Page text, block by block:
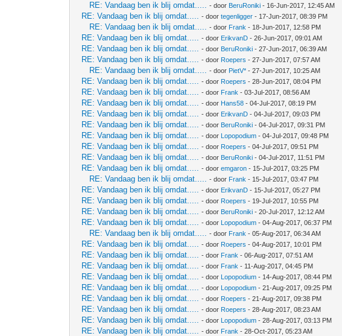
RE: Vandaag ben ik blij omdat..... - door BeruRoniki - 16-Jun-2017, 12:45 AM
RE: Vandaag ben ik blij omdat..... - doortegenligger - 17-Jun-2017, 08:39 PM
RE: Vandaag ben ik blij omdat..... - door Frank - 18-Jun-2017, 12:58 PM
RE: Vandaag ben ik blij omdat..... - door ErikvanD - 26-Jun-2017, 09:01 AM
RE: Vandaag ben ik blij omdat..... - door BeruRoniki - 27-Jun-2017, 06:39 AM
RE: Vandaag ben ik blij omdat..... - door Roepers - 27-Jun-2017, 07:57 AM
RE: Vandaag ben ik blij omdat..... - door PietV* - 27-Jun-2017, 10:25 AM
RE: Vandaag ben ik blij omdat..... - door Roepers - 28-Jun-2017, 08:04 PM
RE: Vandaag ben ik blij omdat..... - door Frank - 03-Jul-2017, 08:56 AM
RE: Vandaag ben ik blij omdat..... - door Hans58 - 04-Jul-2017, 08:19 PM
RE: Vandaag ben ik blij omdat..... - door ErikvanD - 04-Jul-2017, 09:03 PM
RE: Vandaag ben ik blij omdat..... - door BeruRoniki - 04-Jul-2017, 09:31 PM
RE: Vandaag ben ik blij omdat..... - door Lopopodium - 04-Jul-2017, 09:48 PM
RE: Vandaag ben ik blij omdat..... - door Roepers - 04-Jul-2017, 09:51 PM
RE: Vandaag ben ik blij omdat..... - door BeruRoniki - 04-Jul-2017, 11:51 PM
RE: Vandaag ben ik blij omdat..... - dooremgaron - 15-Jul-2017, 03:25 PM
RE: Vandaag ben ik blij omdat..... - door Frank - 15-Jul-2017, 03:47 PM
RE: Vandaag ben ik blij omdat..... - door ErikvanD - 15-Jul-2017, 05:27 PM
RE: Vandaag ben ik blij omdat..... - door Roepers - 19-Jul-2017, 10:55 PM
RE: Vandaag ben ik blij omdat..... - door BeruRoniki - 20-Jul-2017, 12:12 AM
RE: Vandaag ben ik blij omdat..... - door Lopopodium - 04-Aug-2017, 06:37 PM
RE: Vandaag ben ik blij omdat..... - door Frank - 05-Aug-2017, 06:34 AM
RE: Vandaag ben ik blij omdat..... - door Roepers - 04-Aug-2017, 10:01 PM
RE: Vandaag ben ik blij omdat..... - door Frank - 06-Aug-2017, 07:51 AM
RE: Vandaag ben ik blij omdat..... - door Frank - 11-Aug-2017, 04:45 PM
RE: Vandaag ben ik blij omdat..... - door Lopopodium - 14-Aug-2017, 08:44 PM
RE: Vandaag ben ik blij omdat..... - door Lopopodium - 21-Aug-2017, 09:25 PM
RE: Vandaag ben ik blij omdat..... - door Roepers - 21-Aug-2017, 09:38 PM
RE: Vandaag ben ik blij omdat..... - door Roepers - 28-Aug-2017, 08:23 AM
RE: Vandaag ben ik blij omdat..... - door Lopopodium - 28-Aug-2017, 03:13 PM
RE: Vandaag ben ik blij omdat..... - door Frank - 28-Oct-2017, 05:23 AM